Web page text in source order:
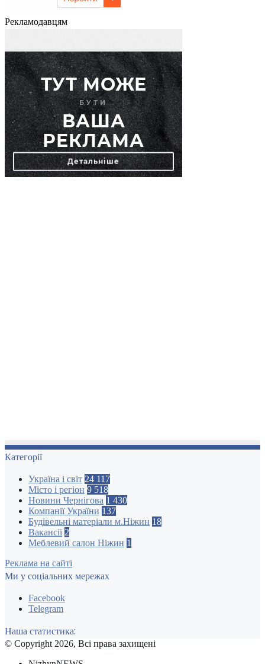
Рекламодавцям
Категорії
Україна і світ 24 117
Місто і регіон 9 518
Новини Чернігова 1 430
Компанії України 137
Будівельні матеріали м.Ніжин 18
Вакансії 2
Меблевий салон Ніжин 1
Реклама на сайті
Ми у соціальних мережах
Facebook
Telegram
Наша статистика:
© Copyright 2026, Всі права захищені